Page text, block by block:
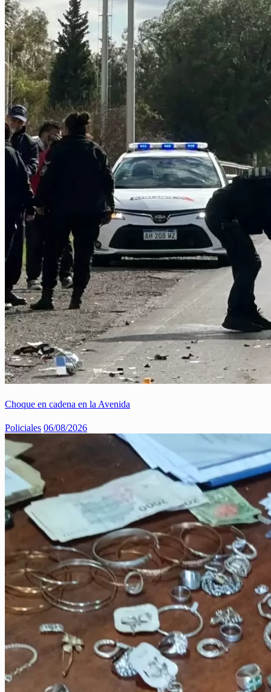
Choque en cadena en la Avenida
Policiales 06/08/2026